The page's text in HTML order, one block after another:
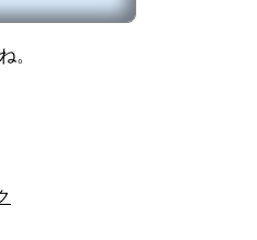
度オイル交換作業と
。現状の観察先ずは
。